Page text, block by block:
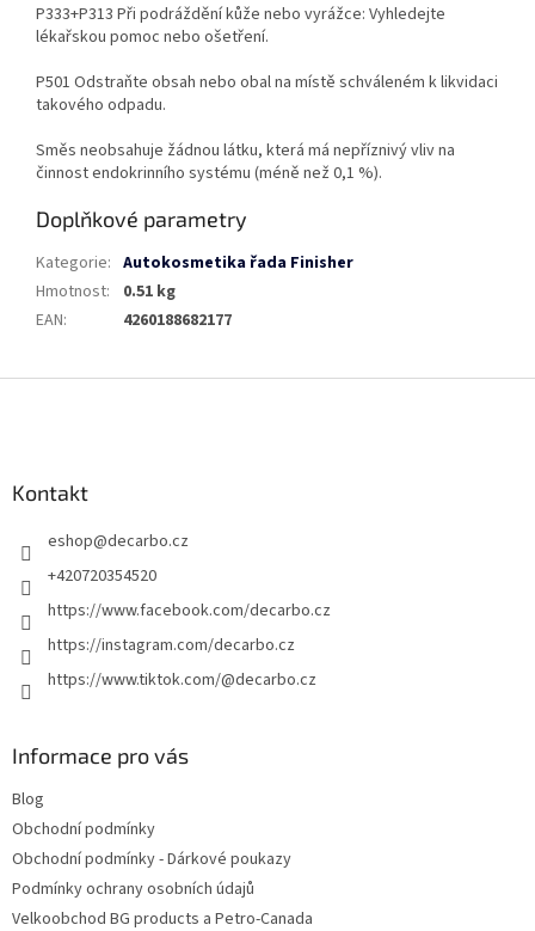
P333+P313 Při podráždění kůže nebo vyrážce: Vyhledejte
lékařskou pomoc nebo ošetření.
P501 Odstraňte obsah nebo obal na místě schváleném k likvidaci
takového odpadu.
Směs neobsahuje žádnou látku, která má nepříznivý vliv na
činnost endokrinního systému (méně než 0,1 %).
Doplňkové parametry
Kategorie: Autokosmetika řada Finisher
Hmotnost:
0.51 kg
EAN: 4260188682177
Kontakt
eshop@decarbo.cz
+420720354520
https://www.facebook.com/decarbo.cz
https://instagram.com/decarbo.cz
https://www.tiktok.com/@decarbo.cz
Informace pro vás
Blog
Obchodní podmínky
Obchodní podmínky - Dárkové poukazy
Podmínky ochrany osobních údajů
Velkoobchod BG products a Petro-Canada